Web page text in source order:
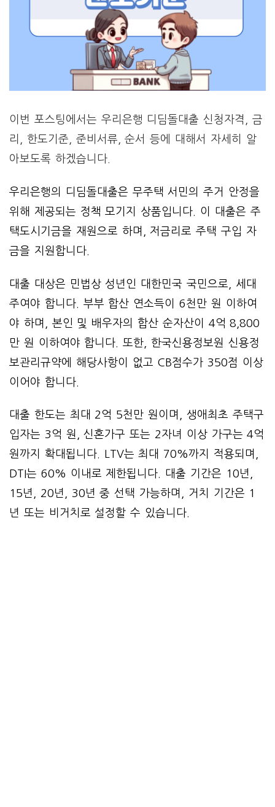
이번 포스팅에서는 우리은행 디딤돌대출 신청자격, 금
리, 한도기준, 준비서류, 순서 등에 대해서 자세히 알
아보도록 하겠습니다.
우리은행의 디딤돌대출은 무주택 서민의 주거 안정을
위해 제공되는 정책 모기지 상품입니다. 이 대출은 주
택도시기금을 재원으로 하며, 저금리로 주택 구입 자
금을 지원합니다.
대출 대상은 민법상 성년인 대한민국 국민으로, 세대
주여야 합니다. 부부 합산 연소득이 6천만 원 이하여
야 하며, 본인 및 배우자의 합산 순자산이 4억 8,800
만 원 이하여야 합니다. 또한, 한국신용정보원 신용정
보관리규약에 해당사항이 없고 CB점수가 350점 이상
이어야 합니다.
대출 한도는 최대 2억 5천만 원이며, 생애최초 주택구
입자는 3억 원, 신혼가구 또는 2자녀 이상 가구는 4억
원까지 확대됩니다. LTV는 최대 70%까지 적용되며,
DTI는 60% 이내로 제한됩니다. 대출 기간은 10년,
15년, 20년, 30년 중 선택 가능하며, 거치 기간은 1
년 또는 비거치로 설정할 수 있습니다.